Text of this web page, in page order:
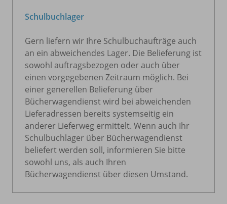
Schulbuchlager
Gern liefern wir Ihre Schulbuchaufträge auch
an ein abweichendes Lager. Die Belieferung ist
sowohl auftragsbezogen oder auch über
einen vorgegebenen Zeitraum möglich. Bei
einer generellen Belieferung über
Bücherwagendienst wird bei abweichenden
Lieferadressen bereits systemseitig ein
anderer Lieferweg ermittelt. Wenn auch Ihr
Schulbuchlager über Bücherwagendienst
beliefert werden soll, informieren Sie bitte
sowohl uns, als auch Ihren
Bücherwagendienst über diesen Umstand.